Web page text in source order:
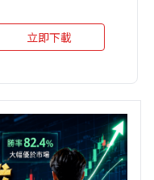
立即下載